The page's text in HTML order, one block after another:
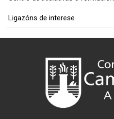
Ligazóns de interese